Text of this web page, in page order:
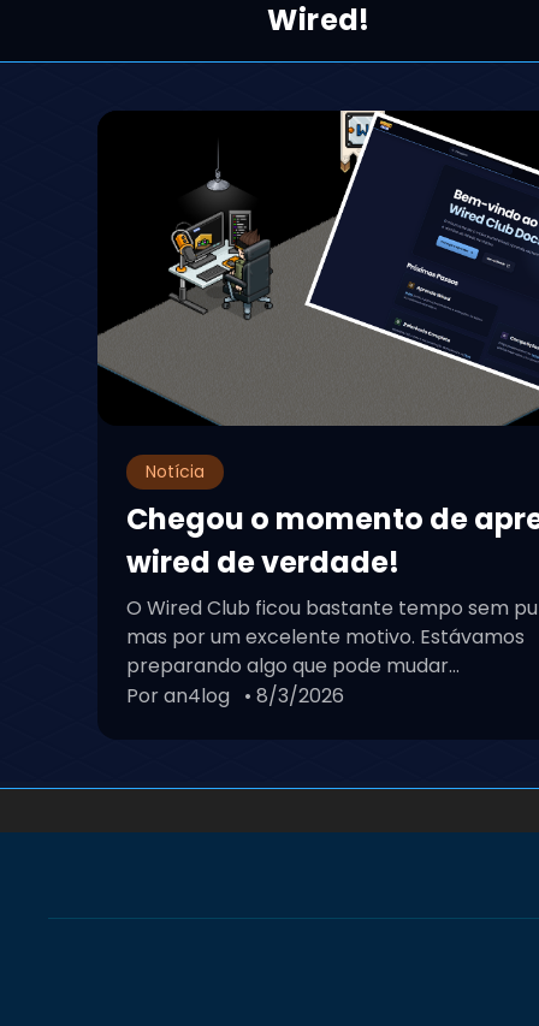
Wired!
Notícia
Chegou o momento de
wired de verdade!
O Wired Club ficou bastante tempo sem
mas por um excelente motivo. Estávamos
preparando algo que pode mudar...
Por an4log • 8/3/2026